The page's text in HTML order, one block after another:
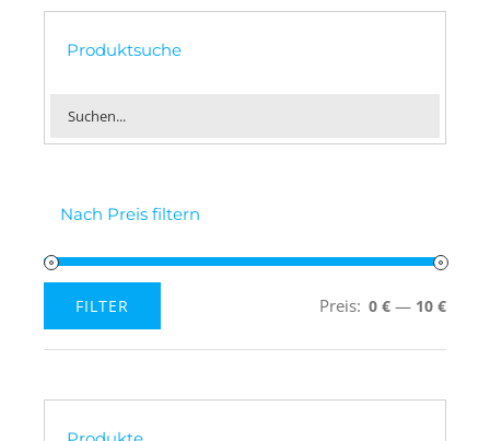
Produktsuche
Nach Preis filtern
Preis
Preis
FILTER Preis: 0 € — 10 €